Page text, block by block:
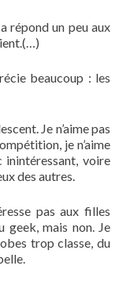
répond un peu aux
beaucoup : les
Je n’aime pas
je n’aime
inintéressant, voire
des autres.
pas aux filles
geek, mais non. Je
trop classe, du